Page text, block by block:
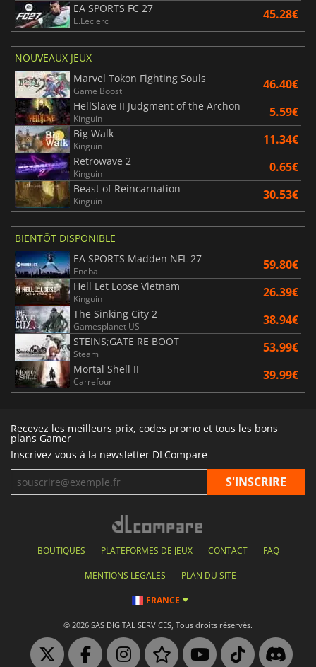
EA SPORTS FC 27
E.Leclerc 45.28€
NOUVEAUX JEUX
Marvel Tokon Fighting Souls
Game Boost 46.40€
HellSlave II Judgment of the Archon
Kinguin 5.59€
Big Walk
Kinguin 11.34€
Retrowave 2
Kinguin 0.65€
Beast of Reincarnation
Kinguin 30.53€
BIENTÔT DISPONIBLE
EA SPORTS Madden NFL 27
Eneba 59.80€
Hell Let Loose Vietnam
Kinguin 26.39€
The Sinking City 2
Gamesplanet US 38.94€
STEINS;GATE RE BOOT
Steam 53.99€
Mortal Shell II
Carrefour 39.99€
Recevez les meilleurs prix, codes promo et tous les bons
plans Gamer
Inscrivez vous à la newsletter DLCompare
BOUTIQUES PLATEFORMES DE JEUX CONTACT FAQ
MENTIONS LEGALES PLAN DU SITE
FRANCE
© 2026 SAS DIGITAL SERVICES, Tous droits réservés.